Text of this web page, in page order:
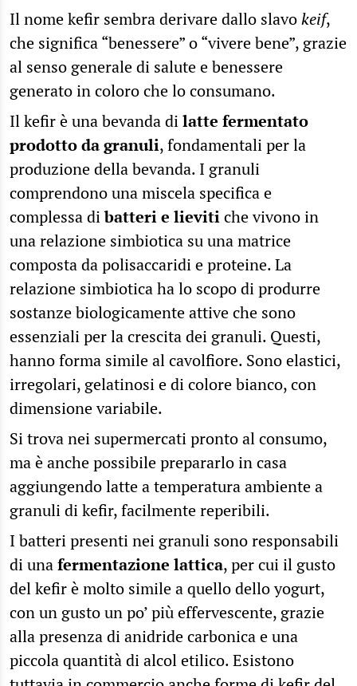
Il nome kefir sembra derivare dallo slavokeif,
che significa “benessere” o “vivere bene”, grazie
al senso generale di salute e benessere
generato in coloro che lo consumano.
Il kefir è una bevanda dilatte fermentato
prodotto da granuli, fondamentali per la
produzione della bevanda. I granuli
comprendono una miscela specifica e
complessa dibatteri e lievitiche vivono in
una relazione simbiotica su una matrice
composta da polisaccaridi e proteine. La
relazione simbiotica ha lo scopo di produrre
sostanze biologicamente attive che sono
essenziali per la crescita dei granuli. Questi,
hanno forma simile al cavolfiore. Sono elastici,
irregolari, gelatinosi e di colore bianco, con
dimensione variabile.
Si trova nei supermercati pronto al consumo,
ma è anche possibile prepararlo in casa
aggiungendo latte a temperatura ambiente a
granuli di kefir, facilmente reperibili.
I batteri presenti nei granuli sono responsabili
di unafermentazione lattica, per cui il gusto
del kefir è molto simile a quello dello yogurt,
con un gusto un po’ più effervescente, grazie
alla presenza di anidride carbonica e una
piccola quantità di alcol etilico. Esistono